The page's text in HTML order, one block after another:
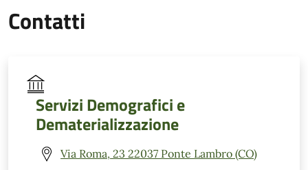
Contatti
Servizi Demografici e
Dematerializzazione
Via Roma, 23 22037 Ponte Lambro (CO)